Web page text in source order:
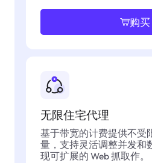
购买
无限住宅代理
基于带宽的计费提供不受
量，支持灵活调整并发和
现可扩展的 Web 抓取作。